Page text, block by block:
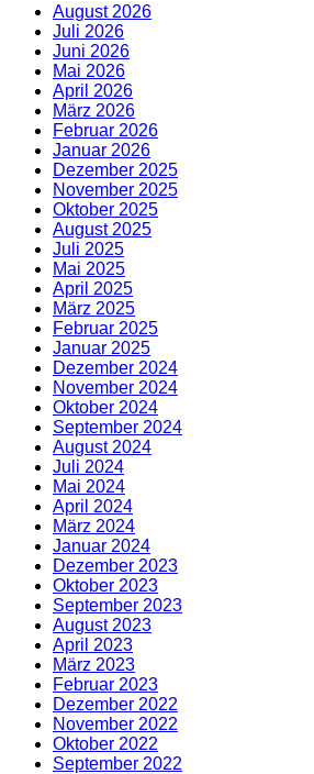
August 2026
Juli 2026
Juni 2026
Mai 2026
April 2026
März 2026
Februar 2026
Januar 2026
Dezember 2025
November 2025
Oktober 2025
August 2025
Juli 2025
Mai 2025
April 2025
März 2025
Februar 2025
Januar 2025
Dezember 2024
November 2024
Oktober 2024
September 2024
August 2024
Juli 2024
Mai 2024
April 2024
März 2024
Januar 2024
Dezember 2023
Oktober 2023
September 2023
August 2023
April 2023
März 2023
Februar 2023
Dezember 2022
November 2022
Oktober 2022
September 2022